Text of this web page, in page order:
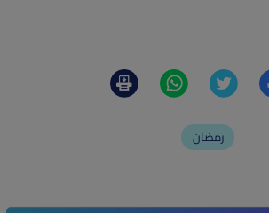
رمضان